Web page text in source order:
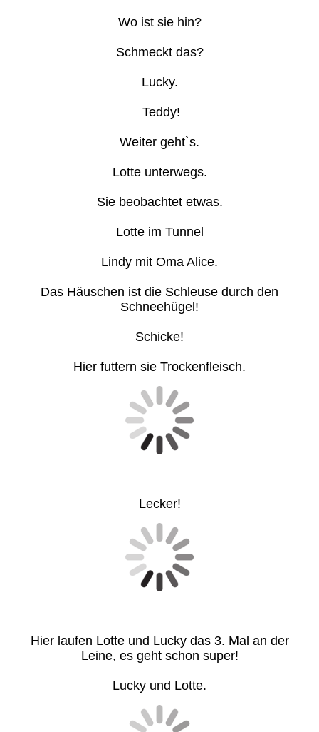
Wo ist sie hin?
Schmeckt das?
Lucky.
Teddy!
Weiter geht`s.
Lotte unterwegs.
Sie beobachtet etwas.
Lotte im Tunnel
Lindy mit Oma Alice.
Das Häuschen ist die Schleuse durch den
Schneehügel!
Schicke!
Hier futtern sie Trockenfleisch.
Lecker!
Hier laufen Lotte und Lucky das 3. Mal an der
Leine, es geht schon super!
Lucky und Lotte.